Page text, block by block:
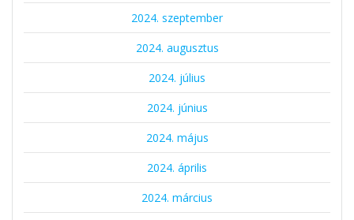
2024. szeptember
2024. augusztus
2024. július
2024. június
2024. május
2024. április
2024. március